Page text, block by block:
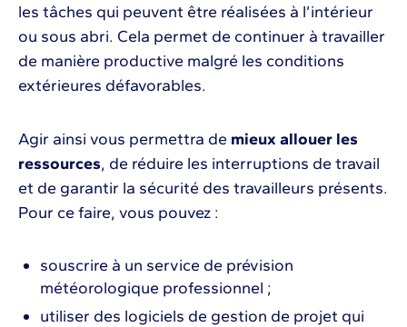
les tâches qui peuvent être réalisées à l’intérieur
ou sous abri. Cela permet de continuer à travailler
de manière productive malgré les conditions
extérieures défavorables.
Agir ainsi vous permettra de mieux allouer les
ressources, de réduire les interruptions de travail
et de garantir la sécurité des travailleurs présents.
Pour ce faire, vous pouvez :
souscrire à un service de prévision
météorologique professionnel ;
utiliser des logiciels de gestion de projet qui